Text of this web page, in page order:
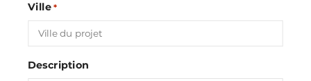
Ville *
Description